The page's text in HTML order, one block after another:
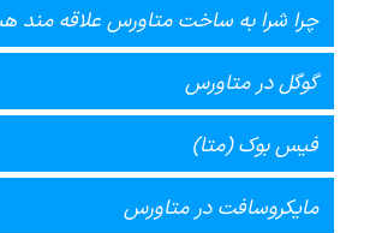
چرا شرا به ساخت متاورس علاقه مند
گوگل در متاورس
فیس بوک (متا)
مایکروسافت در متاورس